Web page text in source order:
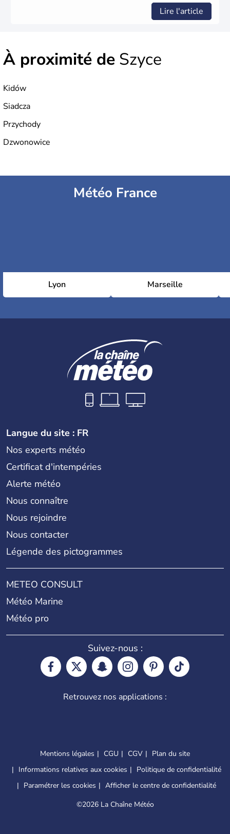
Lire l'article
À proximité de Szyce
Kidów
Siadcza
Przychody
Dzwonowice
Météo France
Lyon Marseille
Langue du site : FR
Nos experts météo
Certificat d'intempéries
Alerte météo
Nous connaître
Nous rejoindre
Nous contacter
Légende des pictogrammes
METEO CONSULT
Météo Marine
Météo pro
Suivez-nous :
Retrouvez nos applications :
Mentions légales CGU CGV
Plan du site
Informations relatives aux cookies
Politique de confidentialité
Paramétrer les cookies
Afficher le centre de confidentialité
©2026 La Chaîne Météo